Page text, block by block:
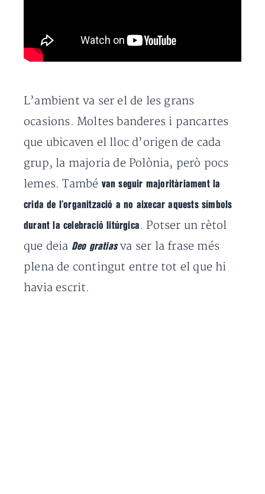
L’ambient va ser el de les grans
ocasions. Moltes banderes i pancartes
que ubicaven el lloc d’origen de cada
grup, la majoria de Polònia, però pocs
lemes. També van seguir majoritàriament la
crida de l’organització a no aixecar aquests símbols
durant la celebració litúrgica . Potser un rètol
que deia Deo gratiasva ser la frase més
plena de contingut entre tot el que hi
havia escrit.